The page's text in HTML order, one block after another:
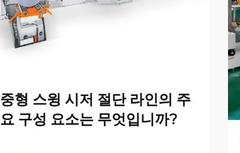
중형 스윙 시저 절단 라인의 주
요 구성 요소는 무엇입니까?